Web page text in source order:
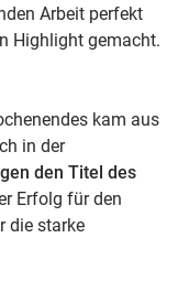
Arbeit perfekt
Highlight gemacht.
kam aus
in der
den Titel des
Erfolg für den
die starke